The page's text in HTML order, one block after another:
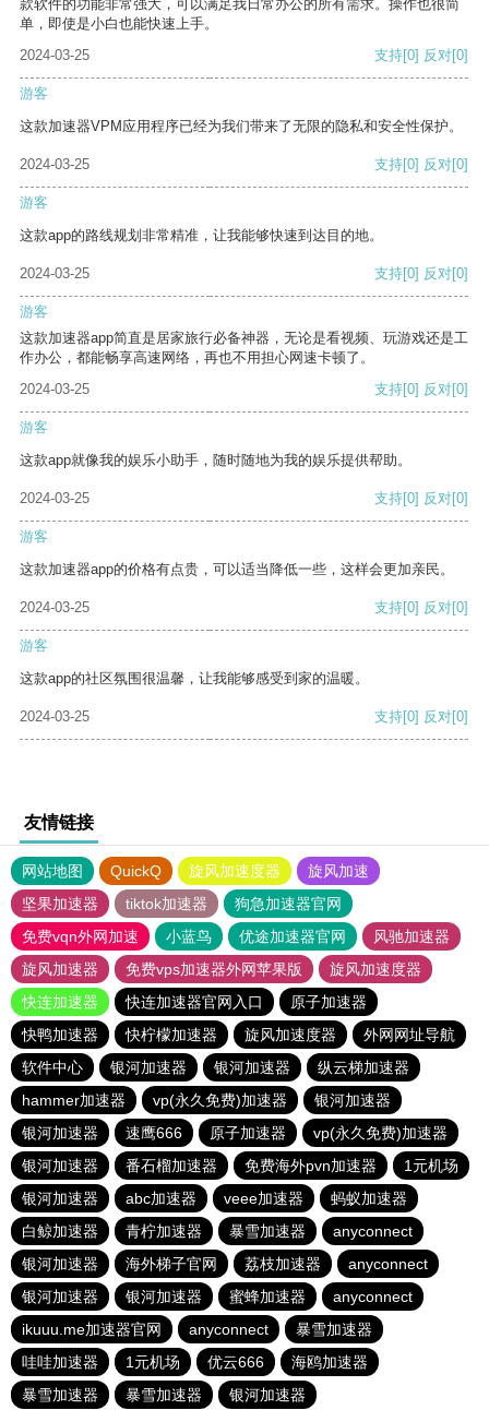
款软件的功能非常强大，可以满足我日常办公的所有需求。操作也很简
单，即使是小白也能快速上手。
2024-03-25
支持[0] 反对[0]
游客
这款加速器VPM应用程序已经为我们带来了无限的隐私和安全性保护。
2024-03-25 支持[0] 反对[0]
游客
这款app的路线规划非常精准，让我能够快速到达目的地。
2024-03-25 支持[0] 反对[0]
游客
这款加速器app简直是居家旅行必备神器，无论是看视频、玩游戏还是工
作办公，都能畅享高速网络，再也不用担心网速卡顿了。
2024-03-25
支持[0] 反对[0]
游客
这款app就像我的娱乐小助手，随时随地为我的娱乐提供帮助。
2024-03-25 支持[0] 反对[0]
游客
这款加速器app的价格有点贵，可以适当降低一些，这样会更加亲民。
2024-03-25 支持[0] 反对[0]
游客
这款app的社区氛围很温馨，让我能够感受到家的温暖。
2024-03-25 支持[0] 反对[0]
友情链接
网站地图 QuickQ 旋风加速度器
旋风加速
坚果加速器
tiktok加速器
狗急加速器官网
免费vqn外网加速
小蓝鸟 优途加速器官网
风驰加速器
旋风加速器
免费vps加速器外网苹果版
旋风加速度器
快连加速器
快连加速器官网入口
原子加速器
快鸭加速器
快柠檬加速器 旋风加速度器
外网网址导航
软件中心
银河加速器 银河加速器
纵云梯加速器
hammer加速器
vp(永久免费)加速器
银河加速器
银河加速器
速鹰666 原子加速器
vp(永久免费)加速器
银河加速器
番石榴加速器 免费海外pvn加速器
1元机场
银河加速器
abc加速器 veee加速器
蚂蚁加速器
白鲸加速器
青柠加速器 暴雪加速器
anyconnect
银河加速器
海外梯子官网 荔枝加速器
anyconnect
银河加速器
银河加速器 蜜蜂加速器
anyconnect
ikuuu.me加速器官网
anyconnect
暴雪加速器
哇哇加速器
1元机场 优云666
海鸥加速器
暴雪加速器
暴雪加速器 银河加速器